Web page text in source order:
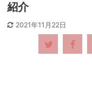
紹介
2021年11月22日